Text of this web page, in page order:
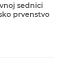
sednici
prvenstvo